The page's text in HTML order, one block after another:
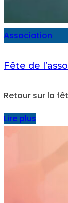
Association
Fête de
Retour sur la
Lire plus